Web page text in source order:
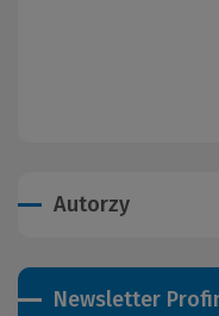
Autorzy
Newsletter